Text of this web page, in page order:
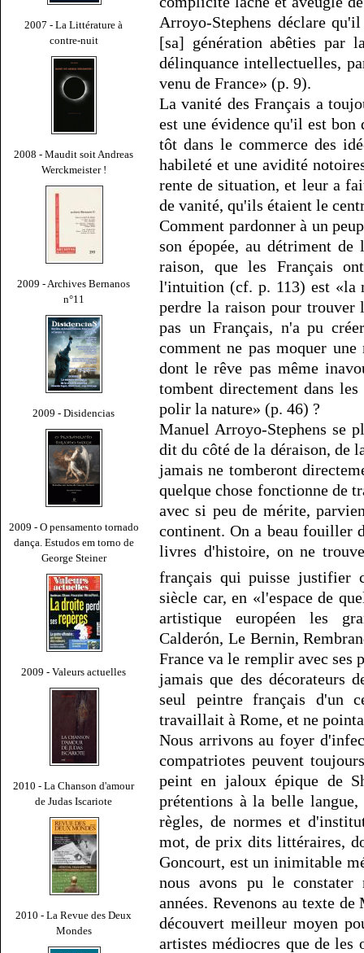
2007 - La Littérature à
contre-nuit
2008 - Maudit soit Andreas
Werckmeister !
2009 - Archives Bernanos
n°11
2009 - Disidencias
2009 - O pensamento tornado
dança. Estudos em torno de
George Steiner
2009 - Valeurs actuelles
2010 - La Chanson d'amour
de Judas Iscariote
2010 - La Revue des Deux
Mondes
Arroyo-Stephens déclare
[sa] génération abêties par
délinquance intellectuelles,
venu de France» (p. 9).
La vanité des Français a
est une évidence qu'il est bon
tôt dans le commerce des
habileté et une avidité
rente de situation, et leur a
de vanité, qu'ils étaient le
Comment pardonner à un
son épopée, au détriment
raison, que les Français
l'intuition (cf. p. 113) est «la
perdre la raison pour trouver
pas un Français, n'a pu
comment ne pas moquer
dont le rêve pas même
tombent directement dans
polir la nature» (p. 46) ?
Manuel Arroyo-Stephens se
dit du côté de la déraison, de
jamais ne tomberont
quelque chose fonctionne de
avec si peu de mérite,
continent. On a beau fouiller
livres d'histoire, on ne
français qui puisse justifier
siècle car, en «l'espace de
artistique européen les
Calderón, Le Bernin,
France va le remplir avec ses
jamais que des décorateurs
seul peintre français d'un
travaillait à Rome, et ne
Nous arrivons au foyer
compatriotes peuvent
peint en jaloux épique de
prétentions à la belle
règles, de normes et
mot, de prix dits littéraires,
Goncourt, est un inimitable
nous avons pu le constater
années. Revenons au texte
découvert meilleur moyen
artistes médiocres que de les